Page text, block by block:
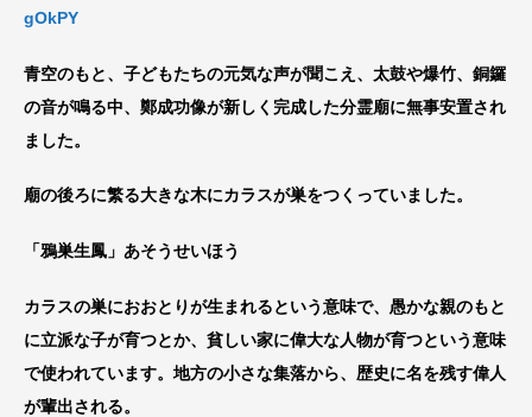
gOkPY
青空のもと、子どもたちの元気な声が聞こえ、太鼓や爆竹、銅鑼
の音が鳴る中、鄭成功像が新しく完成した分霊廟に無事安置され
ました。
廟の後ろに繁る大きな木にカラスが巣をつくっていました。
「鴉巣生鳳」あそうせいほう
カラスの巣におおとりが生まれるという意味で、愚かな親のもと
に立派な子が育つとか、貧しい家に偉大な人物が育つという意味
で使われています。地方の小さな集落から、歴史に名を残す偉人
が輩出される。